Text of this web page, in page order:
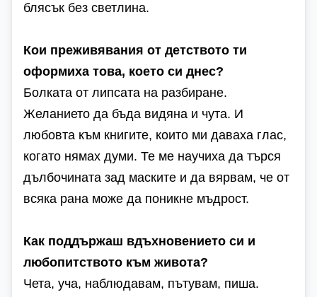
блясък без светлина.
Кои преживявания от детството ти
оформиха това, което си днес?
Болката от липсата на разбиране.
Желанието да бъда видяна и чута. И
любовта към книгите, които ми даваха глас,
когато нямах думи. Те ме научиха да търся
дълбочината зад маските и да вярвам, че от
всяка рана може да поникне мъдрост.
Как поддържаш вдъхновението си и
любопитството към живота?
Чета, уча, наблюдавам, пътувам, пиша.